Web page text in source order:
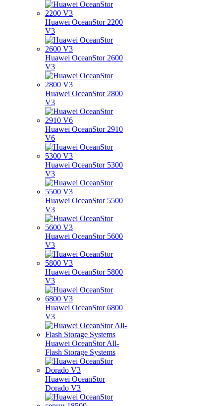
Huawei OceanStor 2200
V3
Huawei OceanStor 2600
V3
Huawei OceanStor 2800
V3
Huawei OceanStor 2910
V6
Huawei OceanStor 5300
V3
Huawei OceanStor 5500
V3
Huawei OceanStor 5600
V3
Huawei OceanStor 5800
V3
Huawei OceanStor 6800
V3
Huawei OceanStor All-
Flash Storage Systems
Huawei OceanStor
Dorado V3